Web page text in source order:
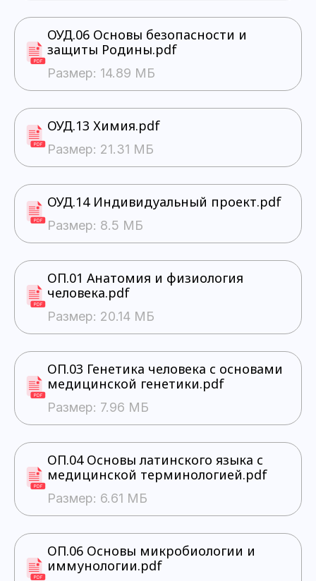
ОУД.06 Основы безопасности и
защиты Родины.pdf
Размер: 14.89 МБ
ОУД.13 Химия.pdf
Размер: 21.31 МБ
ОУД.14 Индивидуальный проект.pdf
Размер: 8.5 МБ
ОП.01 Анатомия и физиология
человека.pdf
Размер: 20.14 МБ
ОП.03 Генетика человека с основами
медицинской генетики.pdf
Размер: 7.96 МБ
ОП.04 Основы латинского языка с
медицинской терминологией.pdf
Размер: 6.61 МБ
ОП.06 Основы микробиологии и
иммунологии.pdf